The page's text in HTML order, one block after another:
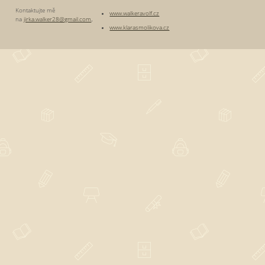
Kontaktujte mě
na jirka.walker28@gmail.com
www.walkeravolf.cz
www.klarasmolikova.cz